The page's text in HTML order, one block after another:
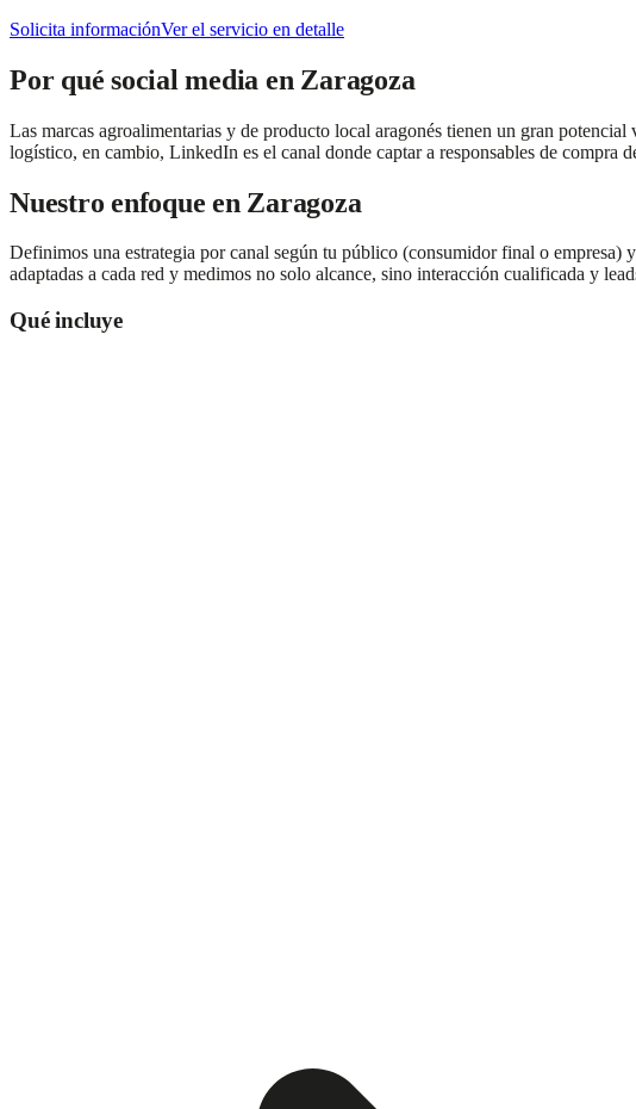
Solicita informaciónVer el servicio en detalle
Por quésocial media en Zaragoza
Las marcas agroalimentarias y de producto local aragonés tienen un gran
logístico, en cambio, LinkedIn es el canal donde captar a responsables de compra
Nuestro enfoque en Zaragoza
Definimos una estrategia por canal según tu público (consumidor final o
adaptadas a cada red y medimos no solo alcance, sino interacción cualificada y
Qué incluye